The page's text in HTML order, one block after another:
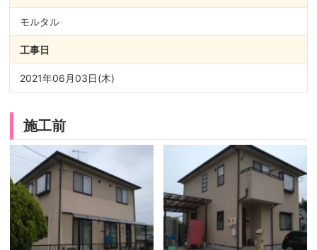
モルタル
工事日
2021年06月03日(木)
施工前